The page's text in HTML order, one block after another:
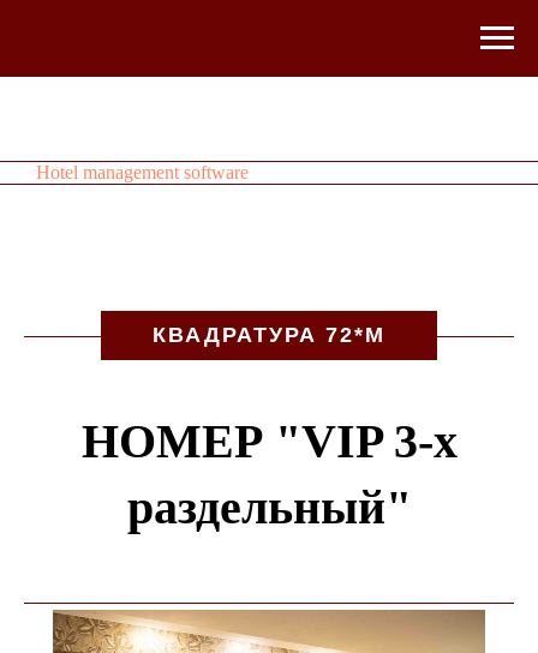
Hotel management software
КВАДРАТУРА 72*М
НОМЕР "VIP 3-x
раздельный"